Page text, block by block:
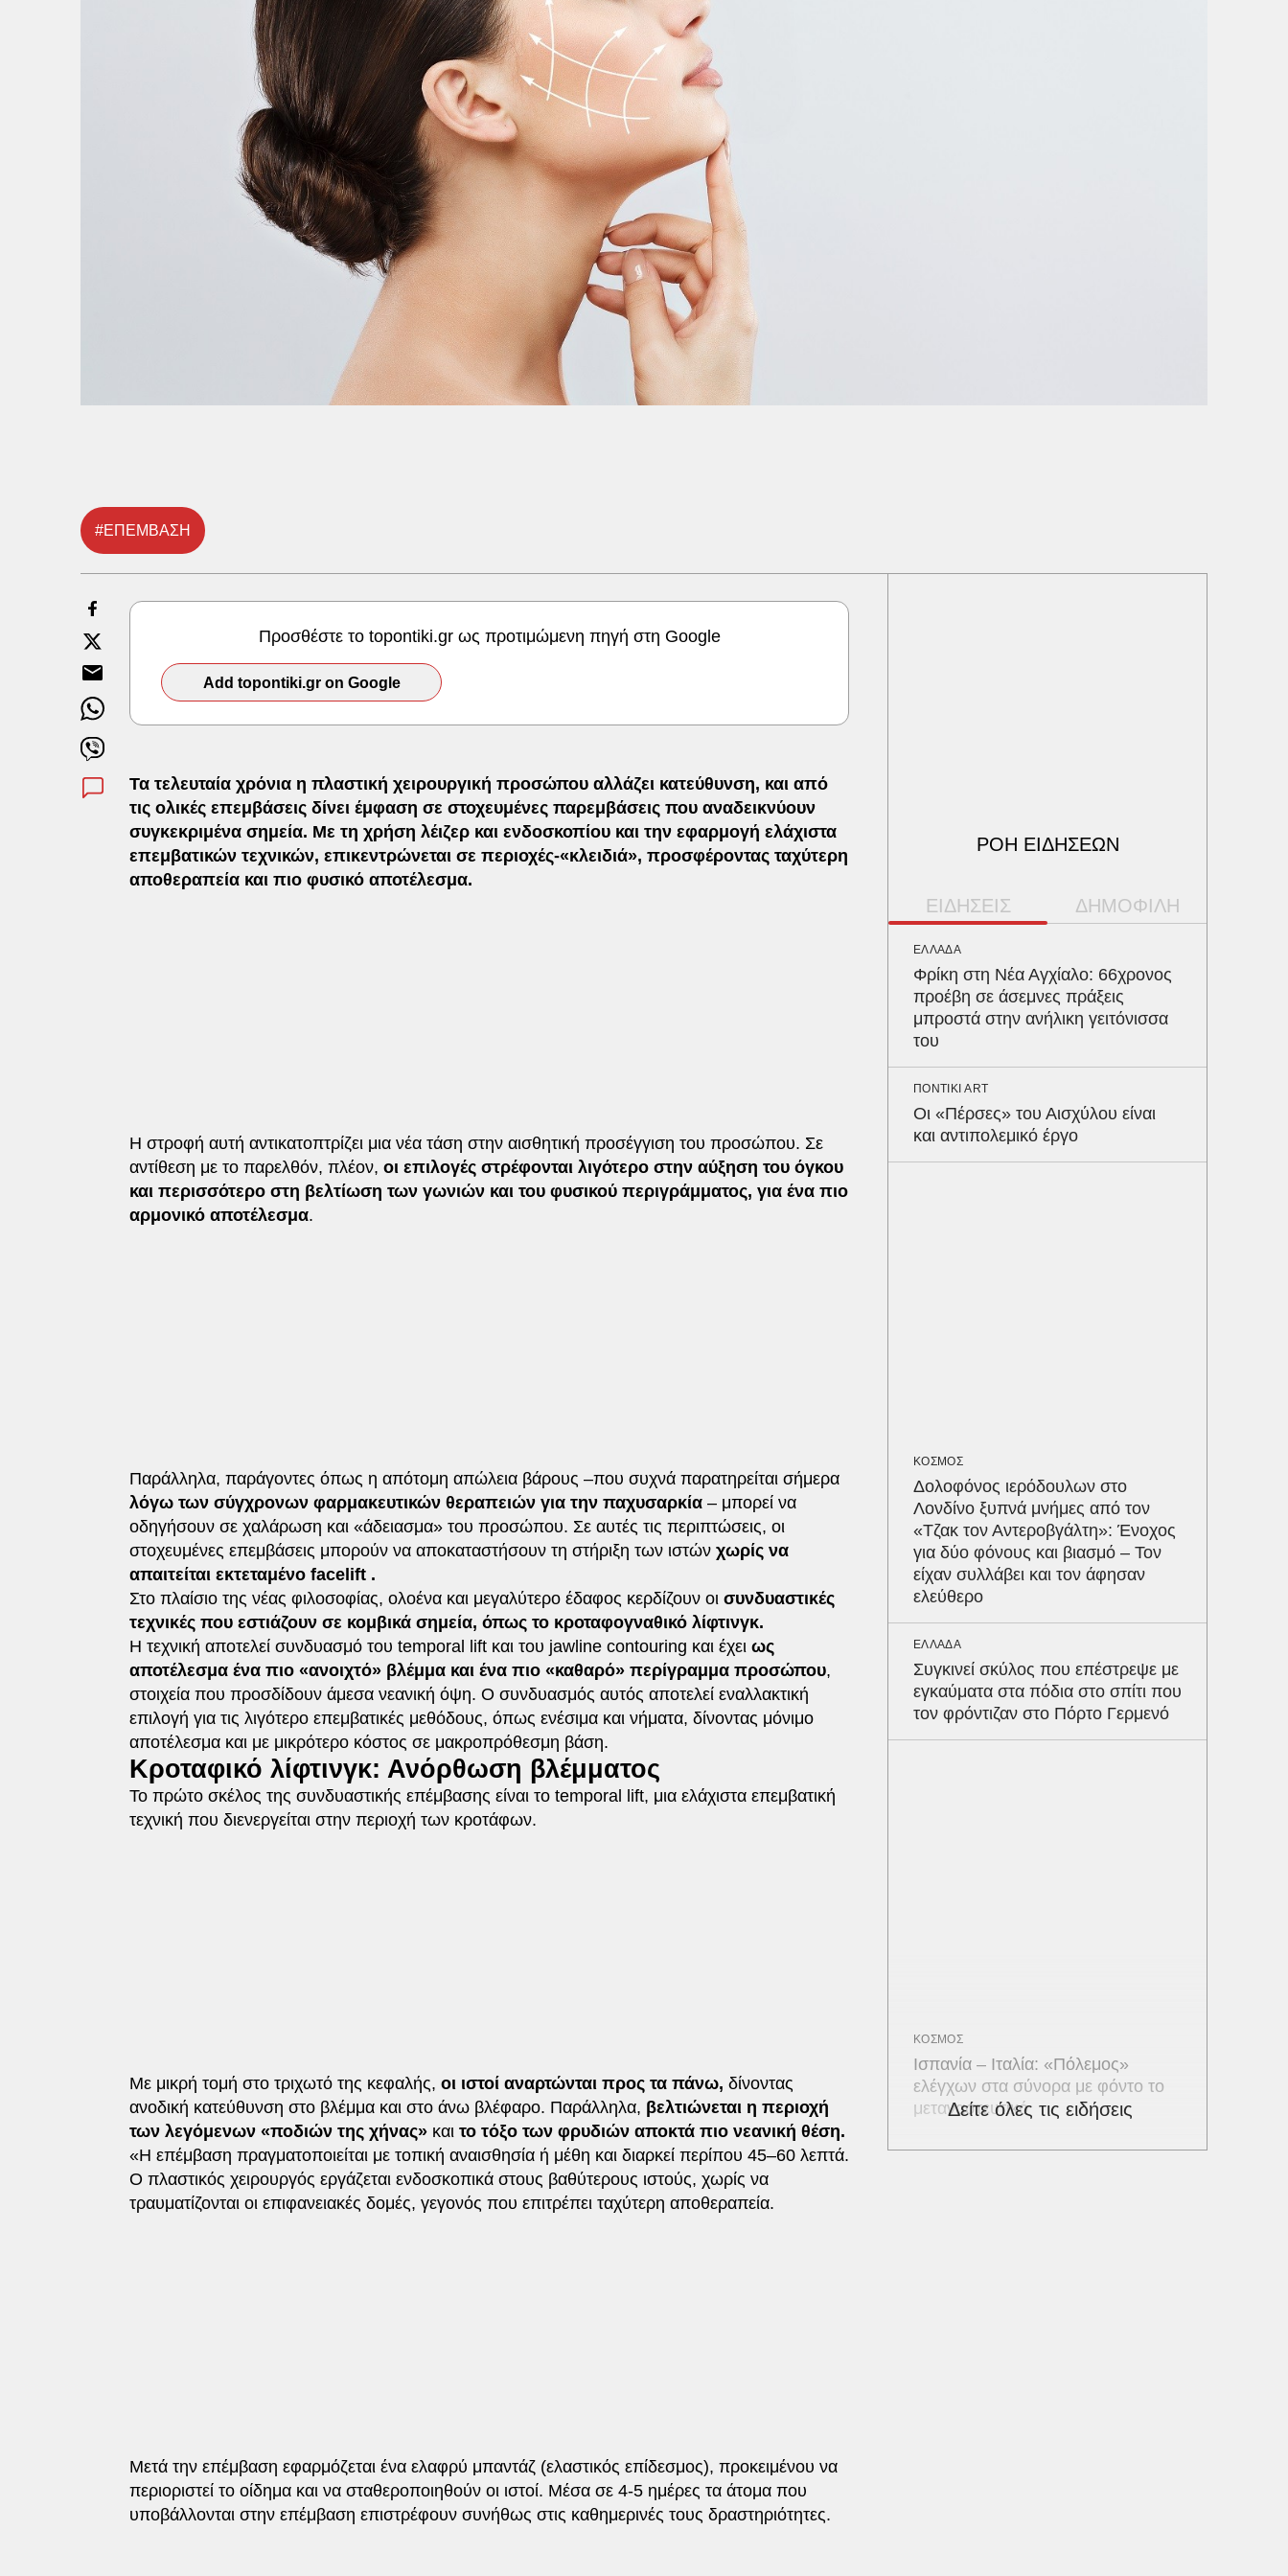
#ΕΠΕΜΒΑΣΗ
Προσθέστε το topontiki.gr ως προτιμώμενη πηγή στη Google
Add topontiki.gr on Google
Τα τελευταία χρόνια η πλαστική χειρουργική προσώπου αλλάζει κατεύθυνση, και από
τις ολικές επεμβάσεις δίνει έμφαση σε στοχευμένες παρεμβάσεις που αναδεικνύουν
συγκεκριμένα σημεία. Με τη χρήση λέιζερ και ενδοσκοπίου και την εφαρμογή ελάχιστα
επεμβατικών τεχνικών, επικεντρώνεται σε περιοχές-«κλειδιά», προσφέροντας ταχύτερη
αποθεραπεία και πιο φυσικό αποτέλεσμα.
Η στροφή αυτή αντικατοπτρίζει μια νέα τάση στην αισθητική προσέγγιση του προσώπου. Σε
αντίθεση με το παρελθόν, πλέον, οι επιλογές στρέφονται λιγότερο στην αύξηση του όγκου
και περισσότερο στη βελτίωση των γωνιών και του φυσικού περιγράμματος, για ένα πιο
αρμονικό αποτέλεσμα.
Παράλληλα, παράγοντες όπως η απότομη απώλεια βάρους –που συχνά παρατηρείται σήμερα
λόγω των σύγχρονων φαρμακευτικών θεραπειών για την παχυσαρκία – μπορεί να
οδηγήσουν σε χαλάρωση και «άδειασμα» του προσώπου. Σε αυτές τις περιπτώσεις, οι
στοχευμένες επεμβάσεις μπορούν να αποκαταστήσουν τη στήριξη των ιστών χωρίς να
απαιτείται εκτεταμένο facelift .
Στο πλαίσιο της νέας φιλοσοφίας, ολοένα και μεγαλύτερο έδαφος κερδίζουν οι συνδυαστικές
τεχνικές που εστιάζουν σε κομβικά σημεία, όπως το κροταφογναθικό λίφτινγκ.
Η τεχνική αποτελεί συνδυασμό του temporal lift και του jawline contouring και έχει ως
αποτέλεσμα ένα πιο «ανοιχτό» βλέμμα και ένα πιο «καθαρό» περίγραμμα προσώπου,
στοιχεία που προσδίδουν άμεσα νεανική όψη. Ο συνδυασμός αυτός αποτελεί εναλλακτική
επιλογή για τις λιγότερο επεμβατικές μεθόδους, όπως ενέσιμα και νήματα, δίνοντας μόνιμο
αποτέλεσμα και με μικρότερο κόστος σε μακροπρόθεσμη βάση.
Κροταφικό λίφτινγκ: Ανόρθωση βλέμματος
Το πρώτο σκέλος της συνδυαστικής επέμβασης είναι το temporal lift, μια ελάχιστα επεμβατική
τεχνική που διενεργείται στην περιοχή των κροτάφων.
Με μικρή τομή στο τριχωτό της κεφαλής, οι ιστοί αναρτώνται προς τα πάνω, δίνοντας
ανοδική κατεύθυνση στο βλέμμα και στο άνω βλέφαρο. Παράλληλα, βελτιώνεται η περιοχή
των λεγόμενων «ποδιών της χήνας» και το τόξο των φρυδιών αποκτά πιο νεανική θέση.
«Η επέμβαση πραγματοποιείται με τοπική αναισθησία ή μέθη και διαρκεί περίπου 45–60 λεπτά.
Ο πλαστικός χειρουργός εργάζεται ενδοσκοπικά στους βαθύτερους ιστούς, χωρίς να
τραυματίζονται οι επιφανειακές δομές, γεγονός που επιτρέπει ταχύτερη αποθεραπεία.
Μετά την επέμβαση εφαρμόζεται ένα ελαφρύ μπαντάζ (ελαστικός επίδεσμος), προκειμένου να
περιοριστεί το οίδημα και να σταθεροποιηθούν οι ιστοί. Μέσα σε 4-5 ημέρες τα άτομα που
υποβάλλονται στην επέμβαση επιστρέφουν συνήθως στις καθημερινές τους δραστηριότητες.
ΡΟΗ ΕΙΔΗΣΕΩΝ
ΕΙΔΗΣΕΙΣ ΔΗΜΟΦΙΛΗ
ΕΛΛΑΔΑ
Φρίκη στη Νέα Αγχίαλο: 66χρονος
προέβη σε άσεμνες πράξεις
μπροστά στην ανήλικη γειτόνισσα
του
ΠΟΝΤΙΚΙ ART
Οι «Πέρσες» του Αισχύλου είναι
και αντιπολεμικό έργο
ΚΟΣΜΟΣ
Δολοφόνος ιερόδουλων στο
Λονδίνο ξυπνά μνήμες από τον
«Τζακ τον Αντεροβγάλτη»: Ένοχος
για δύο φόνους και βιασμό – Τον
είχαν συλλάβει και τον άφησαν
ελεύθερο
ΕΛΛΑΔΑ
Συγκινεί σκύλος που επέστρεψε με
εγκαύματα στα πόδια στο σπίτι που
τον φρόντιζαν στο Πόρτο Γερμενό
ΚΟΣΜΟΣ
Ισπανία – Ιταλία: «Πόλεμος»
ελέγχων στα σύνορα με φόντο το
μεταναστευτικό
Δείτε όλες τις ειδήσεις